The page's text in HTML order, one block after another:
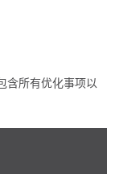
含所有优化事项以